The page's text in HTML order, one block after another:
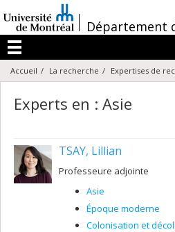
au
contenu
/Département
Menu
Accueil La recherche Expertises de
Experts en : Asie
TSAY, Lillian
Professeure adjointe
Asie
Époque moderne
Colonisation et